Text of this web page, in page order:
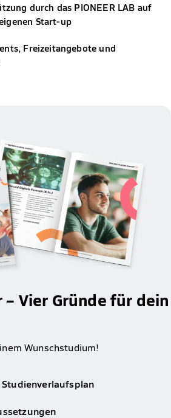
durch das PIONEER LAB auf
Start-up
Freizeitangebote und
Vier Gründe für dein
Wunschstudium!